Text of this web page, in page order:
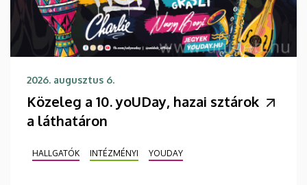
2026. augusztus 6.
Közeleg a 10. yoUDay, hazai sztárok
a láthatáron
HALLGATÓK INTÉZMÉNYI YOUDAY